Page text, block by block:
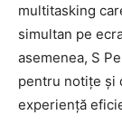
multitasking
simultan pe
asemenea, S
pentru notițe și
experiență